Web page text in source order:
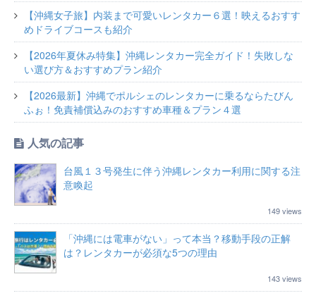
【沖縄女子旅】内装まで可愛いレンタカー６選！映えるおすす
めドライブコースも紹介
【2026年夏休み特集】沖縄レンタカー完全ガイド！失敗しな
い選び方＆おすすめプラン紹介
【2026最新】沖縄でポルシェのレンタカーに乗るならたびん
ふぉ！免責補償込みのおすすめ車種＆プラン４選
人気の記事
台風１３号発生に伴う沖縄レンタカー利用に関する注
意喚起
149 views
「沖縄には電車がない」って本当？移動手段の正解
は？レンタカーが必須な5つの理由
143 views